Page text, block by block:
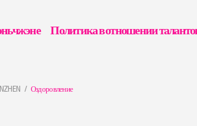
Оздоровление
Политика в отношении